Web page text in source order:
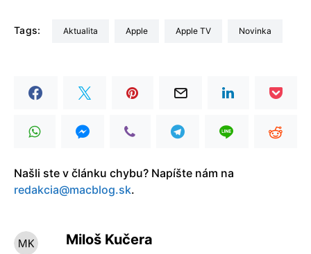
Tags: aktualita Apple Apple TV Novinka
Našli ste v článku chybu? Napíšte nám na
redakcia@macblog.sk.
Miloš Kučera